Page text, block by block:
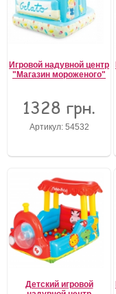
Игровой надувной центр
"Магазин мороженого"
1328 грн.
Артикул: 54532
Детский игровой